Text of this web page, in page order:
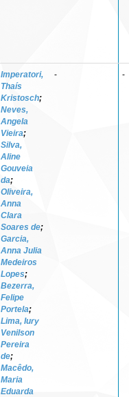
Imperatori,
Thaís
Kristosch;
Neves,
Angela
Vieira;
Silva,
Aline
Gouveia
da;
Oliveira,
Anna
Clara
Soares de;
Garcia,
Anna Julia
Medeiros
Lopes;
Bezerra,
Felipe
Portela;
Lima, Iury
Venilson
Pereira
de;
Macêdo,
Maria
Eduarda
- -